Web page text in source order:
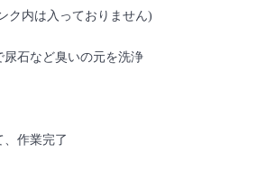
ク内は入っておりません)
石など臭いの元を洗浄
、作業完了